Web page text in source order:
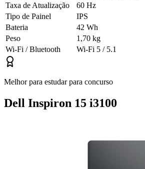
Taxa de Atualização
60 Hz
Tipo de Painel
IPS
Bateria
42 Wh
Peso
1,70 kg
Wi-Fi / Bluetooth
Wi-Fi 5 / 5.1
Melhor para estudar para concurso
Dell Inspiron 15 i3100